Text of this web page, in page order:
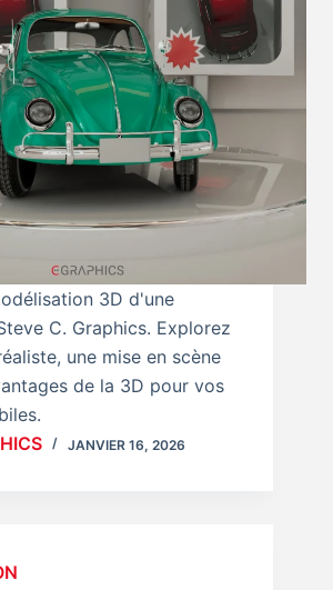
3D d'une
C. Graphics. Explorez
une mise en scène
de la 3D pour vos
JANVIER 16, 2026